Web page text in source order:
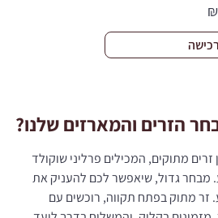
₪
הזרים והמארזים שלנו?
מתוקים, המכילים פרליני שוקולד
מבחר גדול, שיאפשר לכם להעניק את
מתוק בפתח תקווה, רוכשים עם